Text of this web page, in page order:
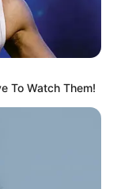
To Watch Them!